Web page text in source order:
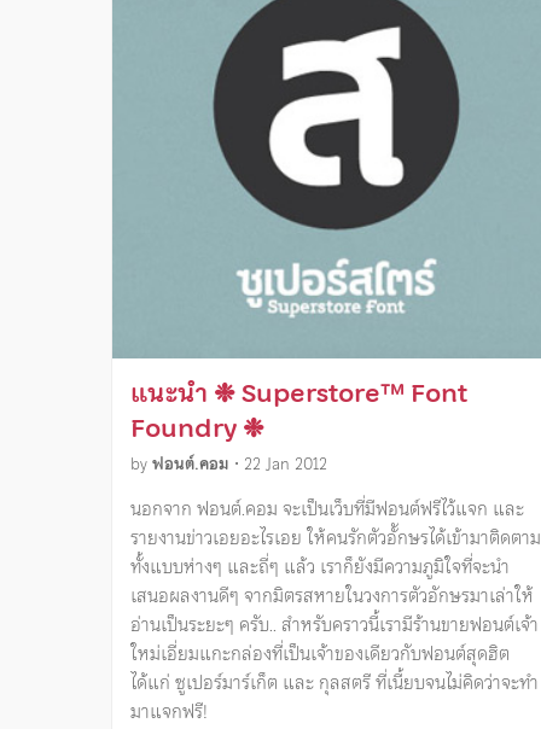
แนะนำ ❉ Superstore™ Font
Foundry ❉
byฟอนต์.คอม • 22 Jan 2012
นอกจาก ฟอนต์.คอม จะเป็นเว็บที่มีฟอนต์ฟรีไว้แจก และ
รายงานข่าวเอยอะไรเอย ให้คนรักตัวอัักษรได้เข้ามาติดตาม
ทั้งแบบห่างๆ และถี่ๆ แล้ว เราก็ยังมีความภูมิใจที่จะนำ
เสนอผลงานดีๆ จากมิตรสหายในวงการตัวอักษรมาเล่าให้
อ่านเป็นระยะๆ ครับ.. สำหรับคราวนี้เรามีร้านขายฟอนต์เจ้า
ใหม่เอี่ยมแกะกล่องที่เป็นเจ้าของเดียวกับฟอนต์สุดฮิต
ได้แก่ ซูเปอร์มาร์เก็ต และ กุลสตรี ที่เนี้ยบจนไม่คิดว่าจะทำ
มาแจกฟรี!